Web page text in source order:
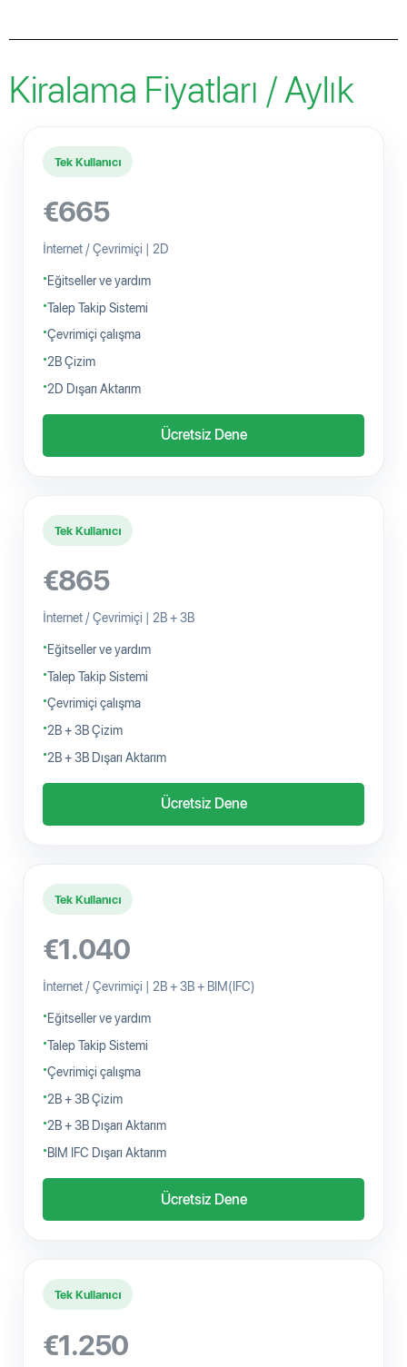
Kiralama Fiyatları / Aylık
Tek Kullanıcı
€665
İnternet / Çevrimiçi | 2D
Eğitseller ve yardım
Talep Takip Sistemi
Çevrimiçi çalışma
2B Çizim
2D Dışarı Aktarım
Ücretsiz Dene
Tek Kullanıcı
€865
İnternet / Çevrimiçi | 2B + 3B
Eğitseller ve yardım
Talep Takip Sistemi
Çevrimiçi çalışma
2B + 3B Çizim
2B + 3B Dışarı Aktarım
Ücretsiz Dene
Tek Kullanıcı
€1.040
İnternet / Çevrimiçi | 2B + 3B + BIM(IFC)
Eğitseller ve yardım
Talep Takip Sistemi
Çevrimiçi çalışma
2B + 3B Çizim
2B + 3B Dışarı Aktarım
BIM IFC Dışarı Aktarım
Ücretsiz Dene
Tek Kullanıcı
€1.250